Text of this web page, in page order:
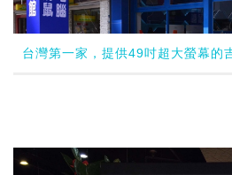
台灣第一家，提供49吋超大螢幕的